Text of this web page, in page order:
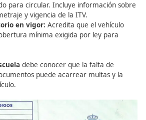
técnica
legalmente, todo vehículo debe
conocer y enseñar a identificar: